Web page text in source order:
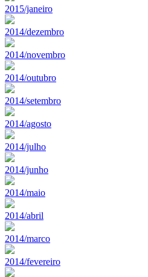
2015/janeiro
2014/dezembro
2014/novembro
2014/outubro
2014/setembro
2014/agosto
2014/julho
2014/junho
2014/maio
2014/abril
2014/marco
2014/fevereiro